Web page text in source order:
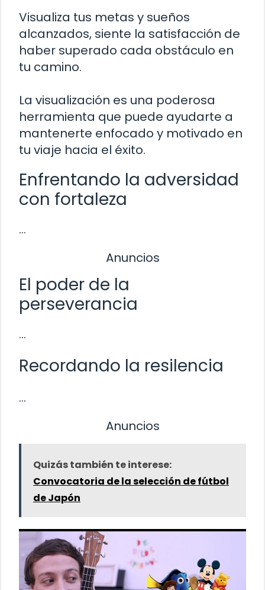
Visualiza tus metas y sueños
alcanzados, siente la satisfacción de
haber superado cada obstáculo en
tu camino.
La visualización es una poderosa
herramienta que puede ayudarte a
mantenerte enfocado y motivado en
tu viaje hacia el éxito.
Enfrentando la adversidad
con fortaleza
…
Anuncios
El poder de la
perseverancia
…
Recordando la resilencia
…
Anuncios
Quizás también te interese:
Convocatoria de la selección de fútbol
de Japón